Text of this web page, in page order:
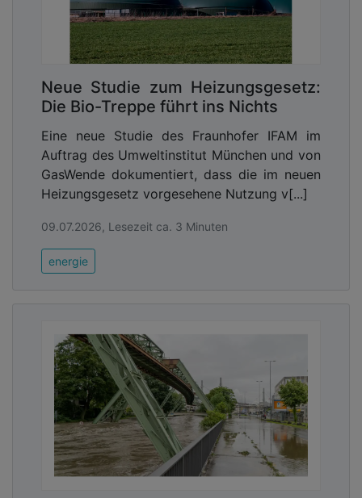
Neue Studie zum Heizungsgesetz:
Die Bio-Treppe führt ins Nichts
Eine neue Studie des Fraunhofer IFAM im
Auftrag des Umweltinstitut München und von
GasWende dokumentiert, dass die im neuen
Heizungsgesetz vorgesehene Nutzung v[...]
09.07.2026, Lesezeit ca. 3 Minuten
energie